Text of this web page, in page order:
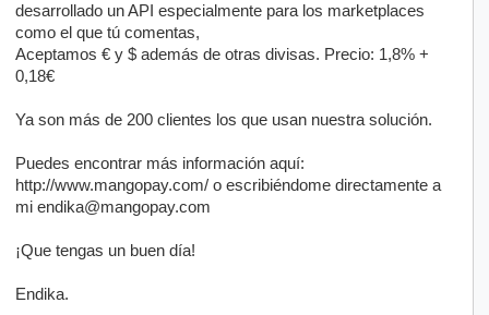
desarrollado un API especialmente para los marketplaces
como el que tú comentas,
Aceptamos € y $ además de otras divisas. Precio: 1,8% +
0,18€
Ya son más de 200 clientes los que usan nuestra solución.
Puedes encontrar más información aquí:
http://www.mangopay.com/ o escribiéndome directamente a
mi endika@mangopay.com
¡Que tengas un buen día!
Endika.